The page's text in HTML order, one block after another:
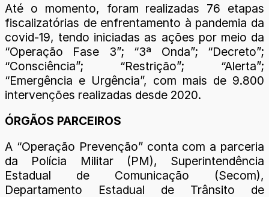
Até o momento, foram realizadas 76 etapas
fiscalizatórias de enfrentamento à pandemia da
covid-19, tendo iniciadas as ações por meio da
“Operação Fase 3”; “3ª Onda”; “Decreto”;
“Consciência”; “Restrição”; “Alerta”;
“Emergência e Urgência”, com mais de 9.800
intervenções realizadas desde 2020.
ÓRGÃOS PARCEIROS
A “Operação Prevenção” conta com a parceria
da Polícia Militar (PM), Superintendência
Estadual de Comunicação (Secom),
Departamento Estadual de Trânsito de